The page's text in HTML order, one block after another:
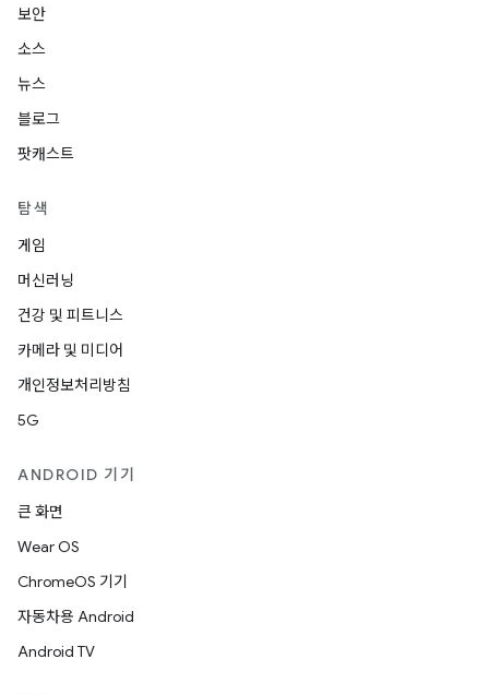
보안
소스
뉴스
블로그
팟캐스트
탐색
게임
머신러닝
건강 및 피트니스
카메라 및 미디어
개인정보처리방침
5G
ANDROID 기기
큰 화면
Wear OS
ChromeOS 기기
자동차용 Android
Android TV